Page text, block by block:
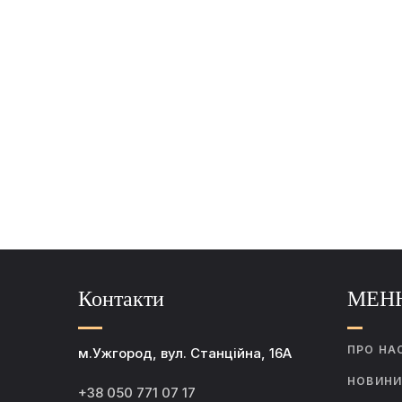
Контакти
м.Ужгород, вул. Станційна, 16А
+38 050 771 07 17
ПРО
НОВИНИ